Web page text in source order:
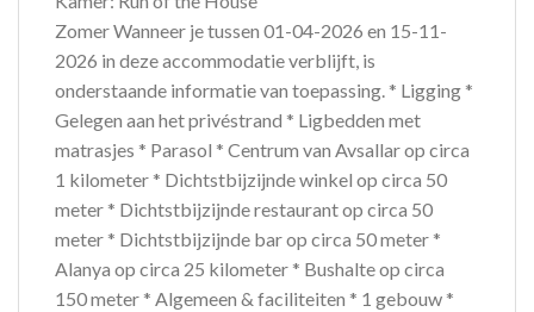
Zomer Wanneer je tussen 01-04-2026 en 15-11-
2026 in deze accommodatie verblijft, is
onderstaande informatie van toepassing. * Ligging *
Gelegen aan het privéstrand * Ligbedden met
matrasjes * Parasol * Centrum van Avsallar op circa
1 kilometer * Dichtstbijzijnde winkel op circa 50
meter * Dichtstbijzijnde restaurant op circa 50
meter * Dichtstbijzijnde bar op circa 50 meter *
Alanya op circa 25 kilometer * Bushalte op circa
150 meter * Algemeen & faciliteiten * 1 gebouw *